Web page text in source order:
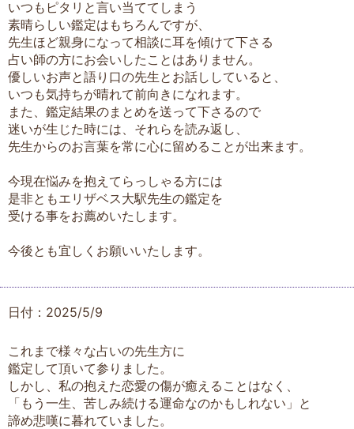
いつもピタリと言い当ててしまう
素晴らしい鑑定はもちろんですが、
先生ほど親身になって相談に耳を傾けて下さる
占い師の方にお会いしたことはありません。
優しいお声と語り口の先生とお話ししていると、
いつも気持ちが晴れて前向きになれます。
また、鑑定結果のまとめを送って下さるので
迷いが生じた時には、それらを読み返し、
先生からのお言葉を常に心に留めることが出来ます。
今現在悩みを抱えてらっしゃる方には
是非ともエリザベス大駅先生の鑑定を
受ける事をお薦めいたします。
今後とも宜しくお願いいたします。
日付：2025/5/9
これまで様々な占いの先生方に
鑑定して頂いて参りました。
しかし、私の抱えた恋愛の傷が癒えることはなく、
「もう一生、苦しみ続ける運命なのかもしれない」と
諦め悲嘆に暮れていました。